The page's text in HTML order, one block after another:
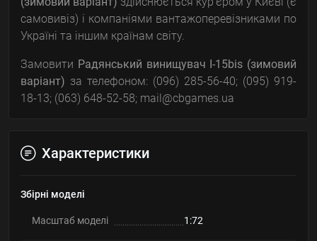
самовивіз) і компаніями вантажоперевізниками по
Україні та іншим країнам світу.
Замовити Радянський винищувач I-15bis (зимовий
варіант) за телефоном: (096) 285-56-40; (095) 919-
18-13; (063) 648-52-58; mail@cbgames.ua
Характеристики
Збірні моделі
Масштаб моделі 1:72